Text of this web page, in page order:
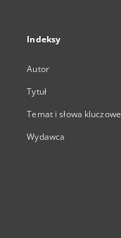
Indeksy
Autor
Tytuł
Temat i słowa kluczowe
Wydawca